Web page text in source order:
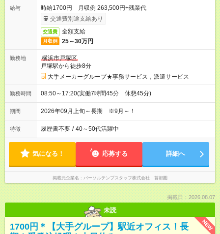
給与
時給1700円 月収例 263,500円+残業代
交通費別途支給あり
交通費 全額支給
月収例 25～30万円
勤務地
横浜市戸塚区
戸塚駅から徒歩8分
大手メーカーグループ★事務サービス，派遣サービス
勤務時間 08:50～17:20(実働7時間45分 休憩45分)
期間 2026年09月上旬～長期 ※9月～！
特徴 履歴書不要 / 40～50代活躍中
気になる！ 応募する 詳細へ
掲載元企業名 パーソルテンプスタッフ株式会社 首都圏
掲載日：2026.08.07
未読
NEW
1700円＊【大手グループ】駅近オフィス！長